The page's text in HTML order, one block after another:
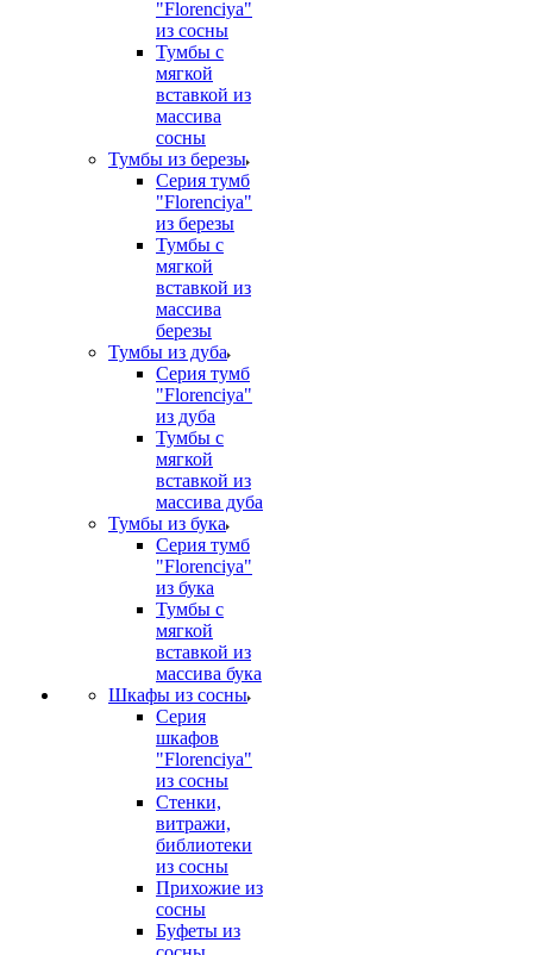
"Florenciya"
из сосны
Тумбы с
мягкой
вставкой из
массива
сосны
Тумбы из березы
Серия тумб
"Florenciya"
из березы
Тумбы с
мягкой
вставкой из
массива
березы
Тумбы из дуба
Серия тумб
"Florenciya"
из дуба
Тумбы с
мягкой
вставкой из
массива дуба
Тумбы из бука
Серия тумб
"Florenciya"
из бука
Тумбы с
мягкой
вставкой из
массива бука
Шкафы из сосны
Серия
шкафов
"Florenciya"
из сосны
Стенки,
витражи,
библиотеки
из сосны
Прихожие из
сосны
Буфеты из